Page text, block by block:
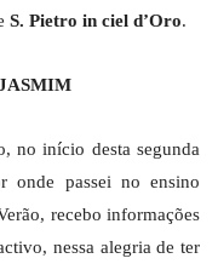
S. Pietro in ciel d’Oro.
no início desta segunda
onde passei no ensino
recebo informações
nessa alegria de ter